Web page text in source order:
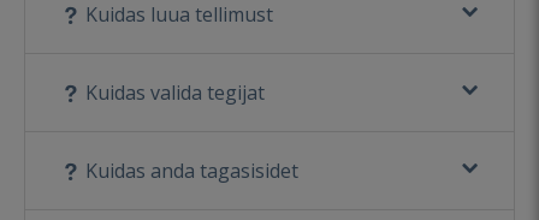
Kuidas luua tellimust
Kuidas valida tegijat
Kuidas anda tagasisidet